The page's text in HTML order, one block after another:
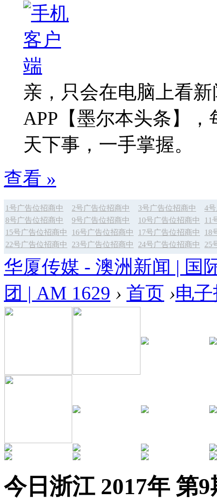
亲，只会在电脑上看
APP【墨尔本头条】
天下事，一手掌握。
查看 »
1号广告位招商中 2号广告位招商中 3号广告位招商中
4
8号广告位招商中
9号广告位招商中 10号广告位招商中
11
15号广告位招商中
16号广告位招商中 17号广告位招商中
18
22号广告位招商中
23号广告位招商中 24号广告位招商中 25
华厦传媒 - 澳洲新闻 | 国
团 | AM 1629 › 首页 ›电
今日浙江 2017年 第